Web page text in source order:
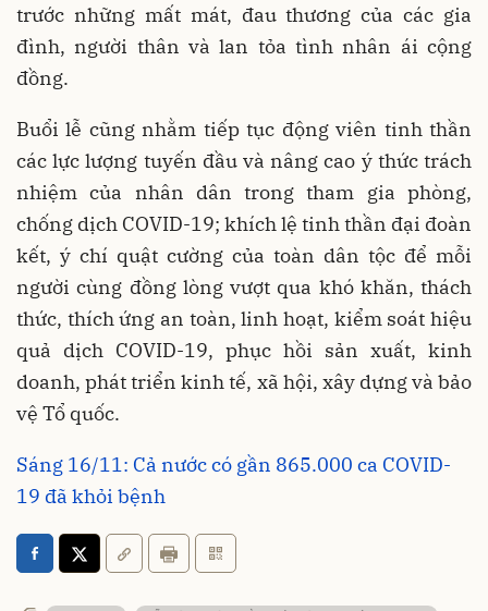
trước những mất mát, đau thương của các gia
đình, người thân và lan tỏa tình nhân ái cộng
đồng.
Buổi lễ cũng nhằm tiếp tục động viên tinh thần
các lực lượng tuyến đầu và nâng cao ý thức trách
nhiệm của nhân dân trong tham gia phòng,
chống dịch COVID-19; khích lệ tinh thần đại đoàn
kết, ý chí quật cường của toàn dân tộc để mỗi
người cùng đồng lòng vượt qua khó khăn, thách
thức, thích ứng an toàn, linh hoạt, kiểm soát hiệu
quả dịch COVID-19, phục hồi sản xuất, kinh
doanh, phát triển kinh tế, xã hội, xây dựng và bảo
vệ Tổ quốc.
Sáng 16/11: Cả nước có gần 865.000 ca COVID-
19 đã khỏi bệnh